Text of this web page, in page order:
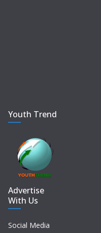
Youth Trend
Advertise
With Us
Social Media